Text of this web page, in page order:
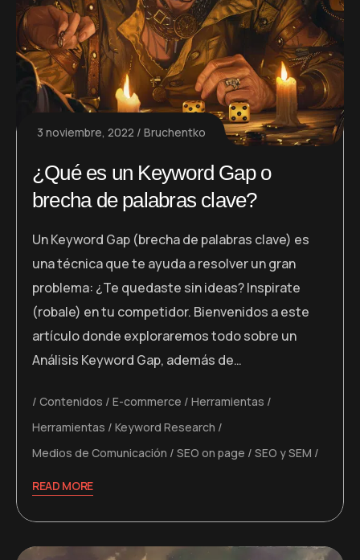
3 noviembre, 2022 Bruchentko
¿Qué es un Keyword Gap o
brecha de palabras clave?
Un Keyword Gap (brecha de palabras clave) es
una técnica que te ayuda a resolver un gran
problema: ¿Te quedaste sin ideas? Inspirate
(robale) en tu competidor. Bienvenidos a este
artículo donde exploraremos todo sobre un
Análisis Keyword Gap, además de…
Contenidos E-commerce
Herramientas
Herramientas
Keyword Research
Medios de Comunicación
SEO on page SEO y SEM
READ MORE